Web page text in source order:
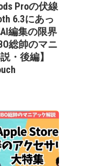
Proの伏線
6.3にあっ
編集の限界
総帥のマニ
・後編】